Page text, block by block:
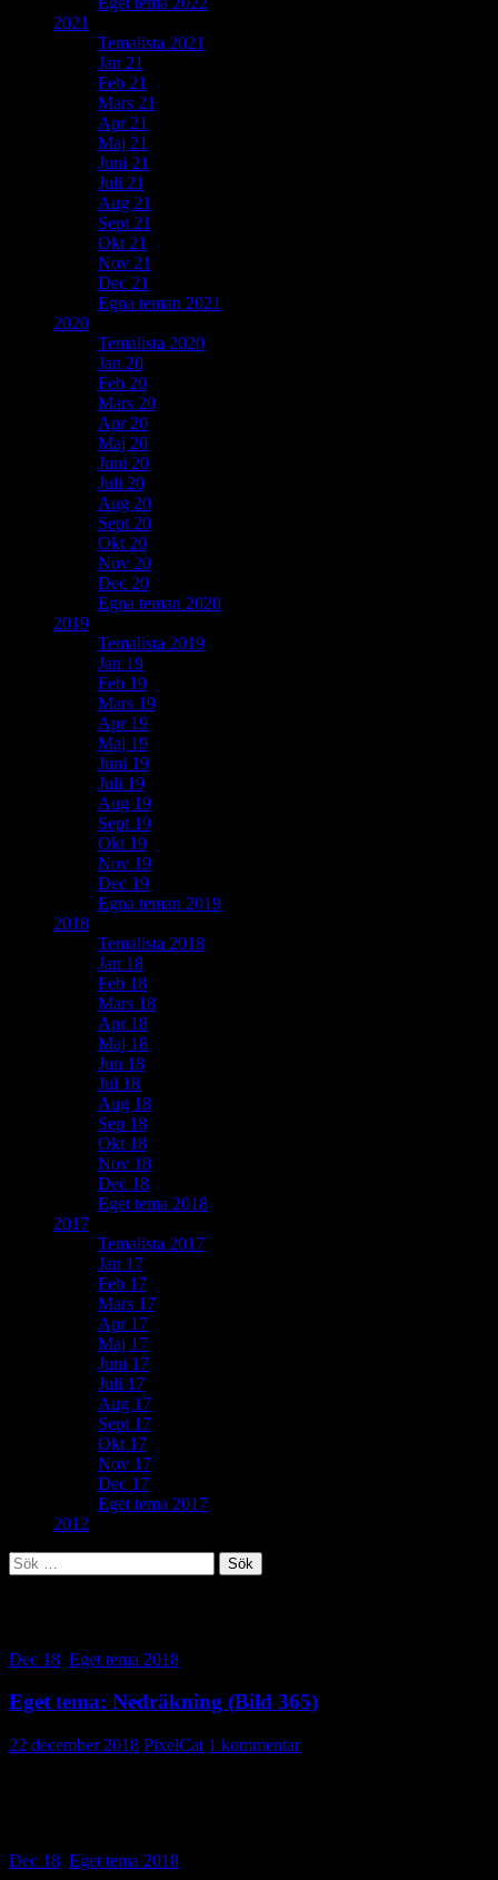
2021
Temalista 2021
Jan 21
Feb 21
Mars 21
Apr 21
Maj 21
Juni 21
Juli 21
Aug 21
Sept 21
Okt 21
Nov 21
Dec 21
Egna teman 2021
2020
Temalista 2020
Jan 20
Feb 20
Mars 20
Apr 20
Maj 20
Juni 20
Juli 20
Aug 20
Sept 20
Okt 20
Nov 20
Dec 20
Egna teman 2020
2019
Temalista 2019
Jan 19
Feb 19
Mars 19
Apr 19
Maj 19
Juni 19
Juli 19
Aug 19
Sept 19
Okt 19
Nov 19
Dec 19
Egna teman 2019
2018
Temalista 2018
Jan 18
Feb 18
Mars 18
Apr 18
Maj 18
Jun 18
Jul 18
Aug 18
Sep 18
Okt 18
Nov 18
Dec 18
Eget tema 2018
2017
Temalista 2017
Jan 17
Feb 17
Mars 17
Apr 17
Maj 17
Juni 17
Juli 17
Aug 17
Sept 17
Okt 17
Nov 17
Dec 17
Eget tema 2017
2012
Sök
efter:
Dec 18 Eget tema 2018
Eget tema: Nedräkning (Bild 365)
22 december 2018 PixelCat 1 kommentar
Dec 18 Eget tema 2018